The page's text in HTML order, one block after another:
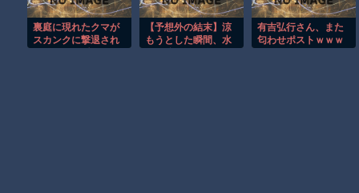
裏庭に現れたクマが
スカンクに撃退され
【予想外の結末】涼
もうとした瞬間、水
有吉弘行さん、また
匂わせポストｗｗｗ